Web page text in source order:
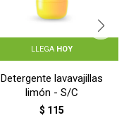
LLEGA HOY
Detergente lavavajillas
limón - S/C
$ 115